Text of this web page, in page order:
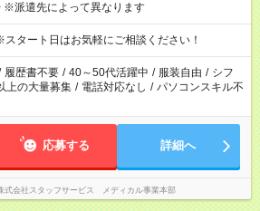
※派遣先によって異なります
タート日はお気軽にご相談ください！
履歴書不要 / 40～50代活躍中 / 服装自由 / シフ
上の大量募集 / 電話対応なし / パソコンスキル不
応募する 詳細へ
式会社スタッフサービス メディカル事業本部